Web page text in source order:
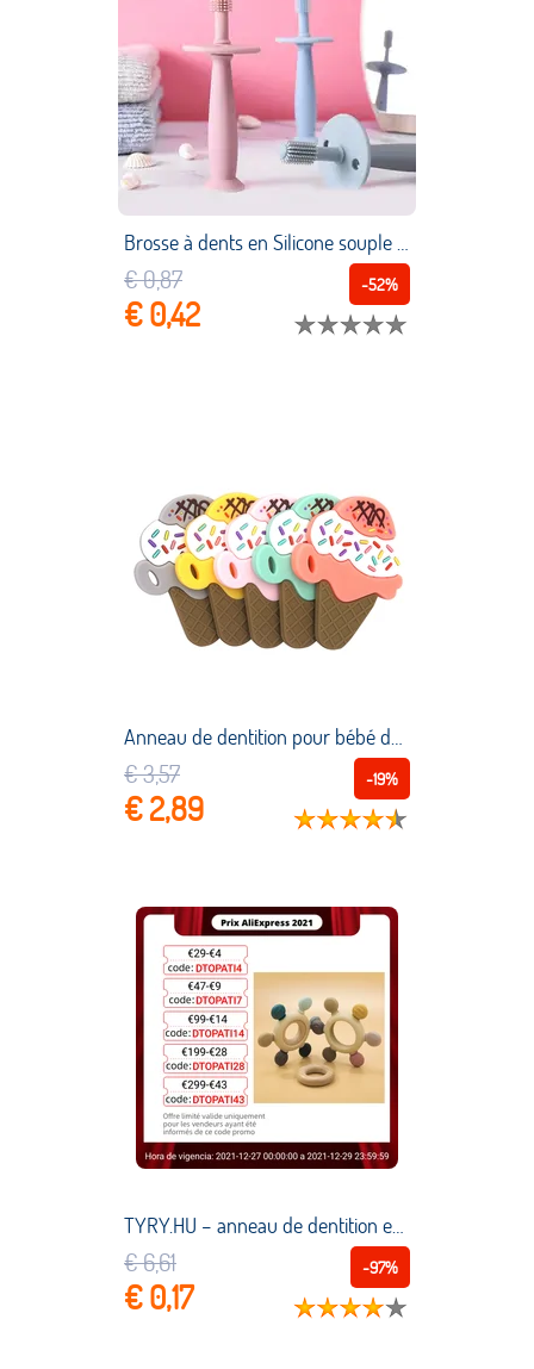
Brosse à dents en Silicone souple pour enfants, soins buccaux pour bébés, articles pour nourrissons, 1 pièce
-52%
€ 0,87
€ 0,42
Anneau de dentition pour bébé de 0 à 24 mois, 1 pièce, dessin animé, nourriture, Dessert, matériau en Silicone, soins buccaux pour nouveau né, sucette sans Bpa, jouets pour enfants
-19%
€ 3,57
€ 2,89
TYRY.HU – anneau de dentition en Silicone, nouveau, personnalisé en forme de gouvernail, anneau en bois, cadeau pour bébé, jouets
-97%
€ 6,61
€ 0,17